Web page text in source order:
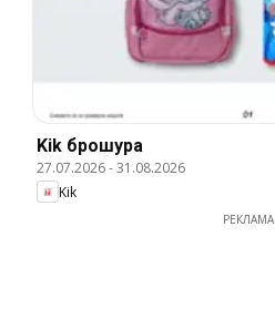
Kik брошура
27.07.2026-31.08.2026
Kik
РЕКЛАМА